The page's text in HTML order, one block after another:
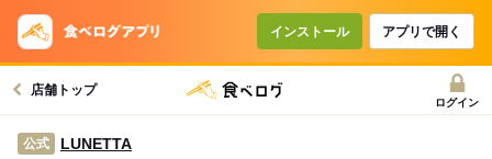
インストール アプリで開く
店舗トップ
ログイン
公式 LUNETTA